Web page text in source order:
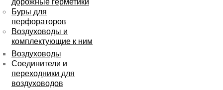
Буры для
перфораторов
Воздуховоды и
комплектующие к ним
Воздуховоды
Соединители и
переходники для
воздуховодов